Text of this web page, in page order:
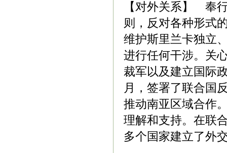
【对外关系】 奉
则，反对各种形式
维护斯里兰卡独立
进行任何干涉。关
裁军以及建立国际
月，签署了联合国
推动南亚区域合作
理解和支持。在联
多个国家建立了外